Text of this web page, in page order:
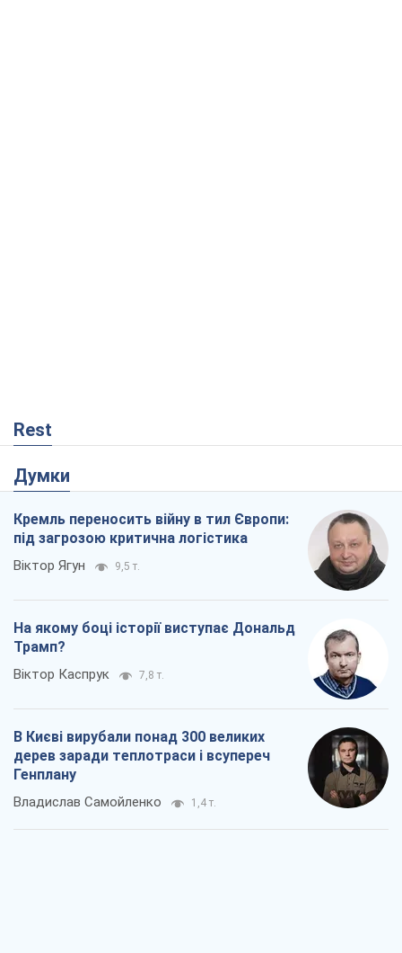
Rest
Думки
Кремль переносить війну в тил Європи:
під загрозою критична логістика
Віктор Ягун 9,5 т.
На якому боці історії виступає Дональд
Трамп?
Віктор Каспрук 7,8 т.
В Києві вирубали понад 300 великих
дерев заради теплотраси і всупереч
Генплану
Владислав Самойленко 1,4 т.